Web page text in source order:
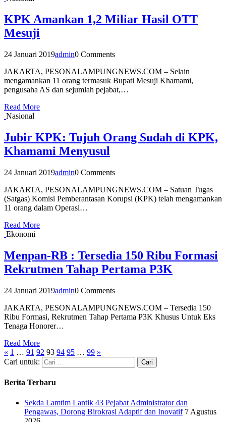
KPK Amankan 1,2 Miliar Hasil OTT
Mesuji
24 Januari 2019admin0 Comments
JAKARTA, PESONALAMPUNGNEWS.COM – Selain
mengamankan 11 orang termasuk Bupati Mesuji Khamami,
pengusaha AS dan sejumlah pejabat,…
Read More
Nasional
Jubir KPK: Tujuh Orang Sudah di KPK,
Khamami Menyusul
24 Januari 2019admin0 Comments
JAKARTA, PESONALAMPUNGNEWS.COM – Satuan Tugas
(Satgas) Komisi Pemberantasan Korupsi (KPK) telah mengamankan
11 orang dalam Operasi…
Read More
Ekonomi
Menpan-RB : Tersedia 150 Ribu Formasi
Rekrutmen Tahap Pertama P3K
24 Januari 2019admin0 Comments
JAKARTA, PESONALAMPUNGNEWS.COM – Tersedia 150
Ribu Formasi, Rekrutmen Tahap Pertama P3K Khusus Untuk Eks
Tenaga Honorer…
Read More
« 1 … 91 92 93 94 95 … 99 »
Cari untuk:
Berita Terbaru
Sekda Lamtim Lantik 43 Pejabat Administrator dan
Pengawas, Dorong Birokrasi Adaptif dan Inovatif 7 Agustus